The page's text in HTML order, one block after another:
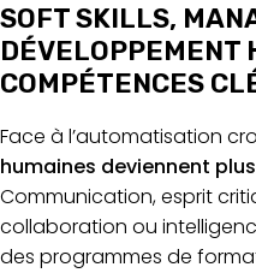
SOFT SKILLS,
DÉVELOPPEMENT
COMPÉTENCES
Face à l’automatisation
humaines deviennent
Communication, esprit
collaboration ou
des programmes de